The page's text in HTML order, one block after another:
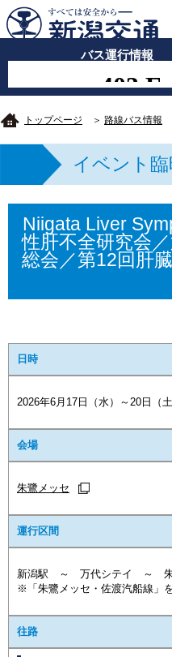
バス運行情報
トップページ ＞ 路線バス情報
イベント臨
Niigata Liver
性肝不全研究会
総会／第12回肝
日時
2026年6月17日（水）～20日（土
会場
朱鷺メッセ
運行区間
新潟駅 ～ 万代シテイ ～ 朱
※「朱鷺メッセ・佐渡汽船線」
往路